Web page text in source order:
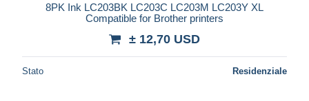
8PK Ink LC203BK LC203C LC203M LC203Y XL
Compatible for Brother printers
± 12,70 USD
Stato Residenziale